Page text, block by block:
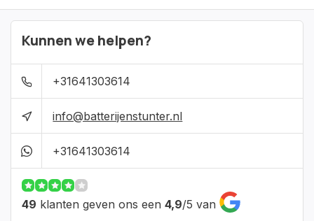
Kunnen we helpen?
+31641303614
info@batterijenstunter.nl
+31641303614
49 klanten geven ons een 4,9/5 van